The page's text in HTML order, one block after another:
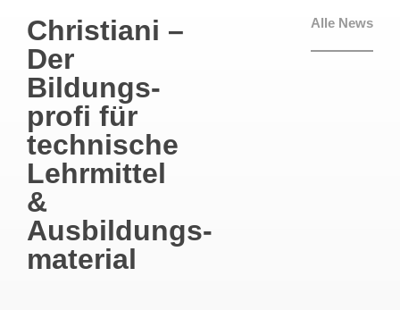
Christiani –
Der
Bildungs­
profi für
technische
Lehrmittel
&
Ausbildungs­
material
Alle News